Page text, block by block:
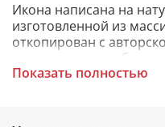
Икона написана на
изготовленной из
откопирован с
получившим
церкви.
Показать полностью